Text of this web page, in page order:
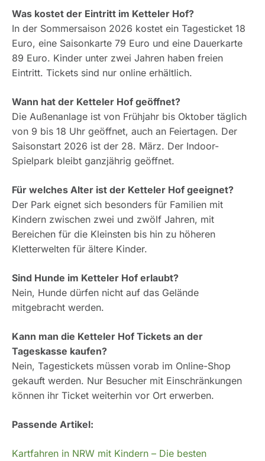
Was kostet der Eintritt im Ketteler Hof?
In der Sommersaison 2026 kostet ein Tagesticket 18
Euro, eine Saisonkarte 79 Euro und eine Dauerkarte
89 Euro. Kinder unter zwei Jahren haben freien
Eintritt. Tickets sind nur online erhältlich.
Wann hat der Ketteler Hof geöffnet?
Die Außenanlage ist von Frühjahr bis Oktober täglich
von 9 bis 18 Uhr geöffnet, auch an Feiertagen. Der
Saisonstart 2026 ist der 28. März. Der Indoor-
Spielpark bleibt ganzjährig geöffnet.
Für welches Alter ist der Ketteler Hof geeignet?
Der Park eignet sich besonders für Familien mit
Kindern zwischen zwei und zwölf Jahren, mit
Bereichen für die Kleinsten bis hin zu höheren
Kletterwelten für ältere Kinder.
Sind Hunde im Ketteler Hof erlaubt?
Nein, Hunde dürfen nicht auf das Gelände
mitgebracht werden.
Kann man die Ketteler Hof Tickets an der
Tageskasse kaufen?
Nein, Tagestickets müssen vorab im Online-Shop
gekauft werden. Nur Besucher mit Einschränkungen
können ihr Ticket weiterhin vor Ort erwerben.
Passende Artikel:
Kartfahren in NRW mit Kindern – Die besten